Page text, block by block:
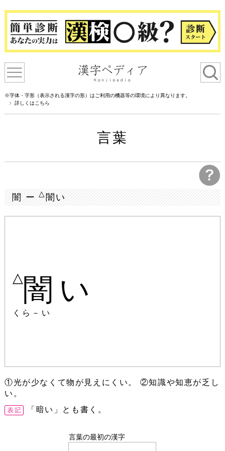
※字体・字形（表示される漢字の形）はご利用の機器等の環境により異なります。
詳しくはこちら
言葉
闇 ー△闇い
△闇い
くら－い
①光が少なくて物が見えにくい。 ②知識や知恵が乏し
い。
「暗い」とも書く。
言葉の最初の漢字